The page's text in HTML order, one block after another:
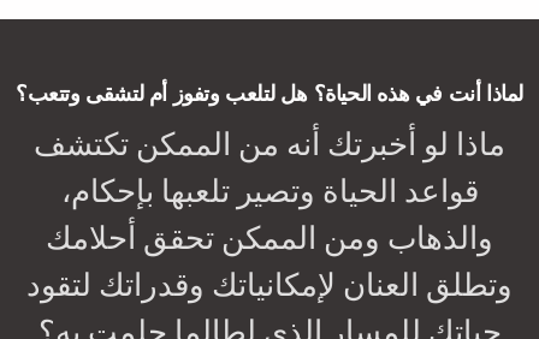
لماذا أنت في هذه الحياة؟ هل لتلعب وتفوز أم لتشقى وتتعب؟
ماذا لو أخبرتك أنه من الممكن تكتشف
قواعد الحياة وتصير تلعبها بإحكام،
والذهاب ومن الممكن تحقق أحلامك
وتطلق العنان لإمكانياتك وقدراتك لتقود